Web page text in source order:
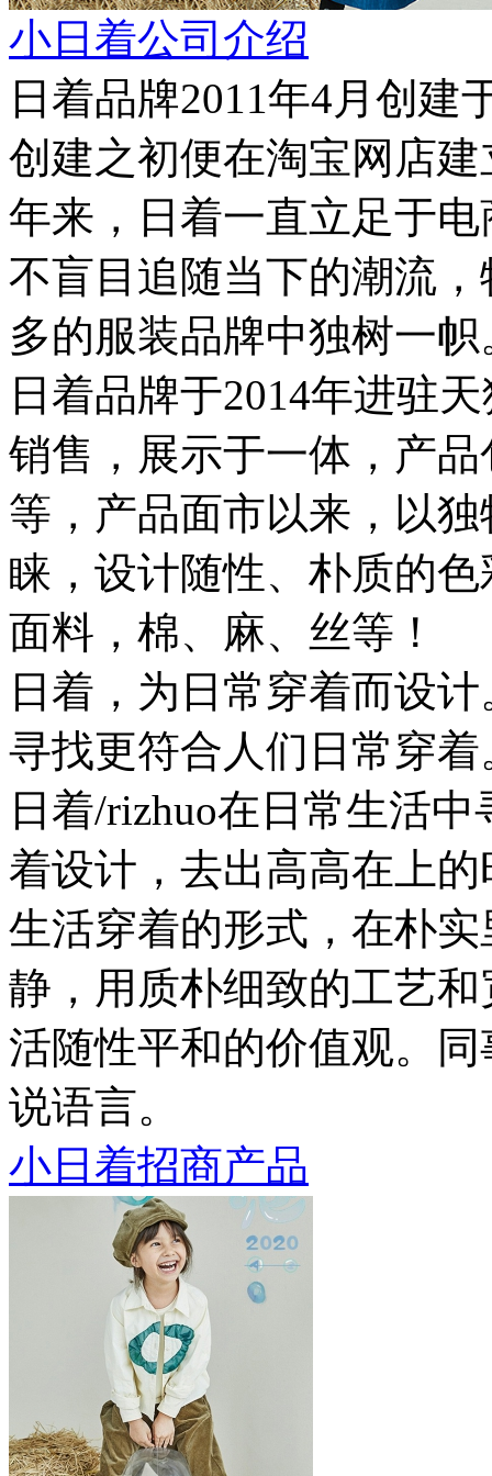
小日着公司介绍
日着品牌2011年4月创建
创建之初便在淘宝网店
年来，日着一直立足于
不盲目追随当下的潮流
多的服装品牌中独树一帜
日着品牌于2014年进驻
销售，展示于一体，产
等，产品面市以来，以
睐，设计随性、朴质的
面料，棉、麻、丝等！
日着，为日常穿着而设
寻找更符合人们日常穿着
日着/rizhuo在日常生活
着设计，去出高高在上
生活穿着的形式，在朴
静，用质朴细致的工艺
活随性平和的价值观。
说语言。
小日着招商产品